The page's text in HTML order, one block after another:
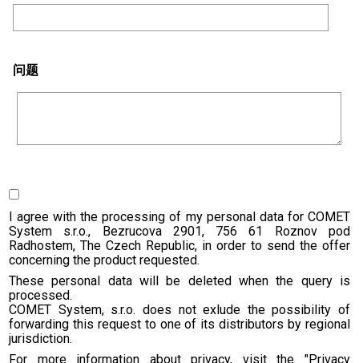
问题
I agree with the processing of my personal data for COMET
System s.r.o., Bezrucova 2901, 756 61 Roznov pod
Radhostem, The Czech Republic, in order to send the offer
concerning the product requested.
These personal data will be deleted when the query is
processed.
COMET System, s.r.o. does not exlude the possibility of
forwarding this request to one of its distributors by regional
jurisdiction.
For more information about privacy, visit the "Privacy